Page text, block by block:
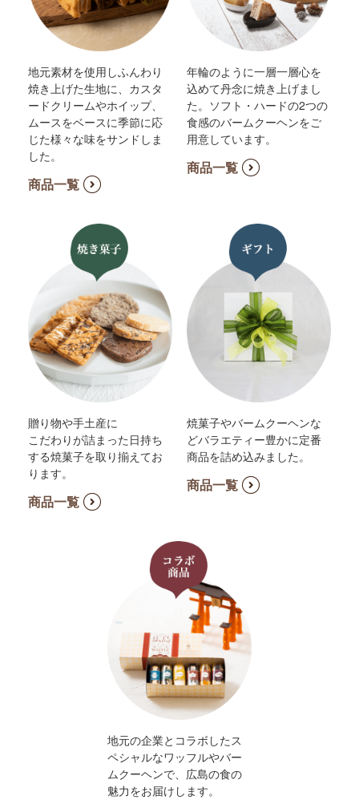
地元素材を使用しふんわり
焼き上げた生地に、カスタ
ードクリームやホイップ、
ムースをベースに季節に応
じた様々な味をサンドしま
した。
商品一覧
年輪のように一層一層心を
込めて丹念に焼き上げまし
た。ソフト・ハードの2つの
食感のバームクーヘンをご
用意しています。
商品一覧
贈り物や手土産に
こだわりが詰まった日持ち
する焼菓子を取り揃えてお
ります。
商品一覧
焼菓子やバームクーヘンな
どバラエティー豊かに定番
商品を詰め込みました。
商品一覧
地元の企業とコラボしたス
ペシャルなワッフルやバー
ムクーヘンで、広島の食の
魅力をお届けします。